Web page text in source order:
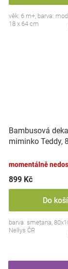
věk: 6 m+, barva:
18 x 64 cm
Bambusová
miminko Teddy,
momentálně
899 Kč
Do
barva: smetana,
Nellys ČR